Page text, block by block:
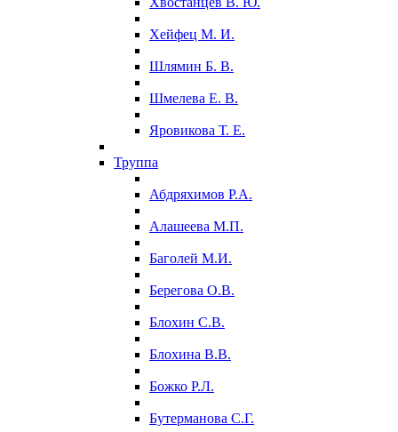
Хейфец М. И.
Шлямин Б. В.
Шмелева Е. В.
Яровикова Т. Е.
Труппа
Абдряхимов Р.А.
Алашеева М.П.
Баголей М.И.
Берегова О.В.
Блохин С.В.
Блохина В.В.
Божко Р.Л.
Бутерманова С.Г.